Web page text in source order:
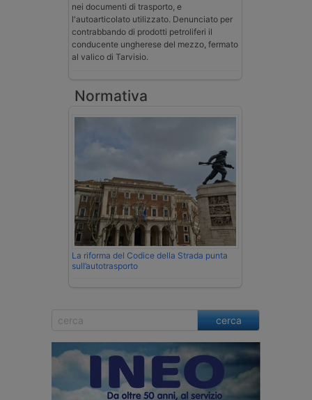
nei documenti di trasporto, e
l'autoarticolato utilizzato. Denunciato per
contrabbando di prodotti petroliferi il
conducente ungherese del mezzo, fermato
al valico di Tarvisio.
Normativa
La riforma del Codice della Strada punta
sull’autotrasporto
cerca